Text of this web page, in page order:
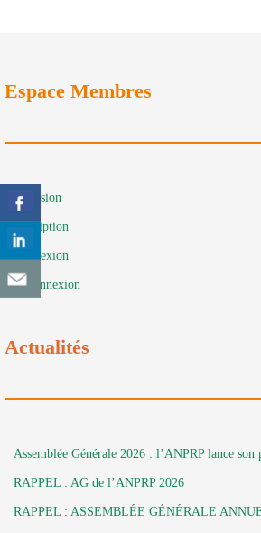
Espace Membres
Adhésion
Inscription
Connexion
Déconnexion
Actualités
Assemblée Générale 2026 : l’ANPRP lance
RAPPEL : AG de l’ANPRP 2026
RAPPEL : ASSEMBLÉE GÉNÉRALE